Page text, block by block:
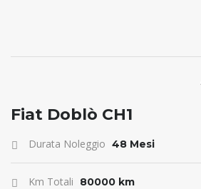
ANTICIPO 0
Fiat Doblò CH1
Durata Noleggio 48 Mesi
Km Totali 80000 km